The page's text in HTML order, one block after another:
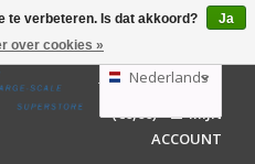
GBP
AUD
Nederlands
Deutsch
English
WINKELWAGEN
(€0,00)
MIJN
ACCOUNT
te verbeteren. Is dat akkoord?
Ja
over cookies »